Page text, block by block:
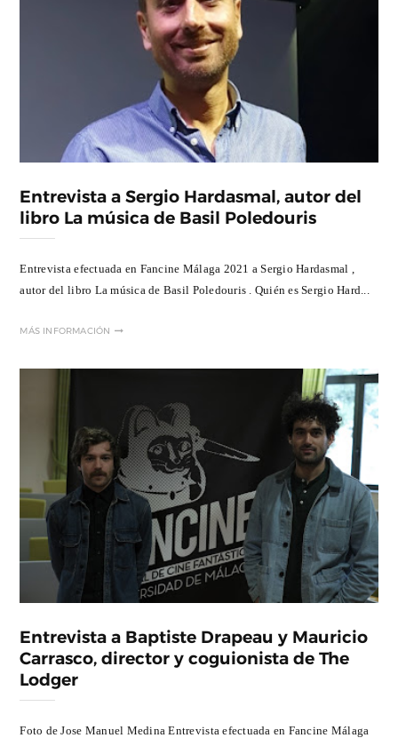
Entrevista a Sergio Hardasmal, autor del
libro La música de Basil Poledouris
Entrevista efectuada en Fancine Málaga 2021 a Sergio Hardasmal ,
autor del libro La música de Basil Poledouris . Quién es Sergio Hard...
MÁS INFORMACIÓN
Entrevista a Baptiste Drapeau y Mauricio
Carrasco, director y coguionista de The
Lodger
Foto de Jose Manuel Medina Entrevista efectuada en Fancine Málaga